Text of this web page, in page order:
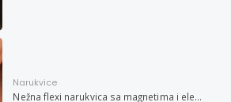
Narukvice
Nežna flexi narukvica sa magnetima i elementima u boji zlata i bakrom M